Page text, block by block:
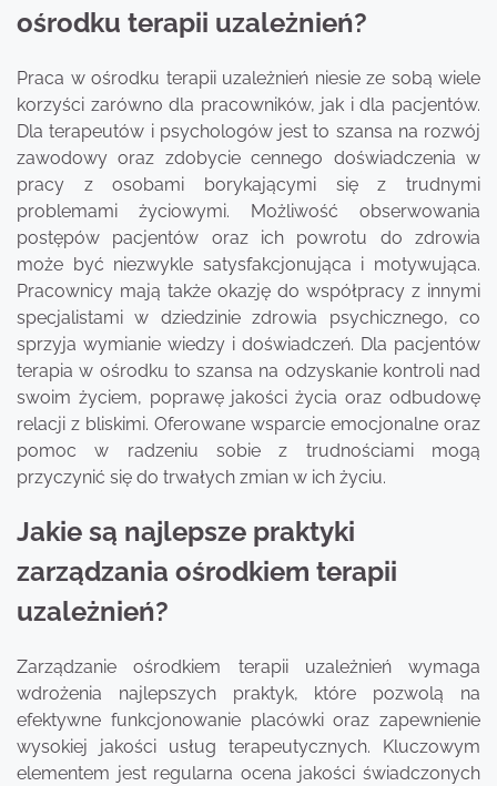
ośrodku terapii uzależnień?
Praca w ośrodku terapii uzależnień niesie ze sobą wiele
korzyści zarówno dla pracowników, jak i dla pacjentów.
Dla terapeutów i psychologów jest to szansa na rozwój
zawodowy oraz zdobycie cennego doświadczenia w
pracy z osobami borykającymi się z trudnymi
problemami życiowymi. Możliwość obserwowania
postępów pacjentów oraz ich powrotu do zdrowia
może być niezwykle satysfakcjonująca i motywująca.
Pracownicy mają także okazję do współpracy z innymi
specjalistami w dziedzinie zdrowia psychicznego, co
sprzyja wymianie wiedzy i doświadczeń. Dla pacjentów
terapia w ośrodku to szansa na odzyskanie kontroli nad
swoim życiem, poprawę jakości życia oraz odbudowę
relacji z bliskimi. Oferowane wsparcie emocjonalne oraz
pomoc w radzeniu sobie z trudnościami mogą
przyczynić się do trwałych zmian w ich życiu.
Jakie są najlepsze praktyki
zarządzania ośrodkiem terapii
uzależnień?
Zarządzanie ośrodkiem terapii uzależnień wymaga
wdrożenia najlepszych praktyk, które pozwolą na
efektywne funkcjonowanie placówki oraz zapewnienie
wysokiej jakości usług terapeutycznych. Kluczowym
elementem jest regularna ocena jakości świadczonych